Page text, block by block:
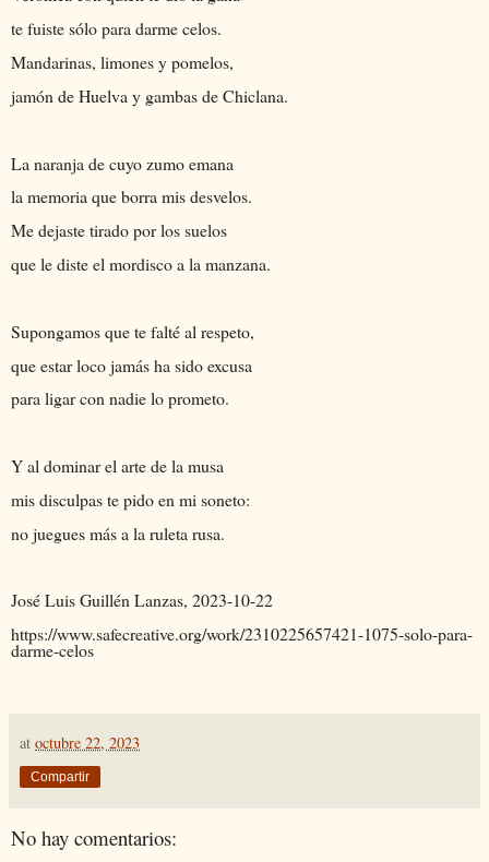
te fuiste sólo para darme celos.
Mandarinas, limones y pomelos,
jamón de Huelva y gambas de Chiclana.
La naranja de cuyo zumo emana
la memoria que borra mis desvelos.
Me dejaste tirado por los suelos
que le diste el mordisco a la manzana.
Supongamos que te falté al respeto,
que estar loco jamás ha sido excusa
para ligar con nadie lo prometo.
Y al dominar el arte de la musa
mis disculpas te pido en mi soneto:
no juegues más a la ruleta rusa.
José Luis Guillén Lanzas, 2023-10-22
https://www.safecreative.org/work/2310225657421-1075-solo-para-
darme-celos
at octubre 22, 2023
Compartir
No hay comentarios: